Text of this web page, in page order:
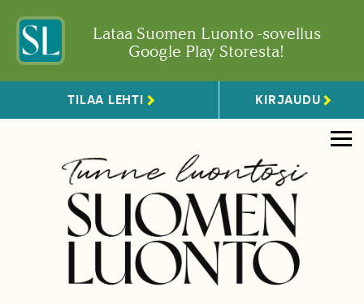
Lataa Suomen Luonto -sovellus
Google Play Storesta!
TILAA LEHTI KIRJAUDU